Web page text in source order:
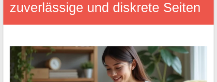
zuverlässige und diskrete Seiten